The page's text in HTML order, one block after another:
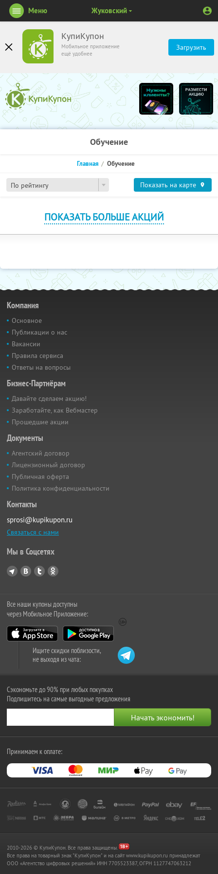
КупиКупон
Мобильное приложение
ещё удобнее
Загрузить
Меню Жуковский
Обучение
По рейтингу
Главная Обучение
Показать на карте
ПОКАЗАТЬ БОЛЬШЕ АКЦИЙ
Компания
Основное
Публикации о нас
Вакансии
Правила сервиса
Ответы на вопросы
Бизнес-Партнёрам
Давайте сделаем акцию!
Заработайте, как Вебмастер
Прошедшие акции
Документы
Агентский договор
Лицензионный договор
Публичная оферта
Политика конфиденциальности
Контакты
sprosi@kupikupon.ru
Связаться с нами
Мы в Соцсетях
Все наши купоны доступны
через Мобильное Приложение:
Ищите скидки поблизости,
не выходя из чата:
Сэкономьте до 90% при любых покупках
Подпишитесь на самые выгодные предложения
Принимаем к оплате:
2010-2026 © КупиКупон. Все права защищены.
Все права на товарный знак "КупиКупон" и на сайт www.kupikupon.ru принадлежат
OOO «Агентство цифровых решений» ИНН 7705523387, ОГРН 1127747063212